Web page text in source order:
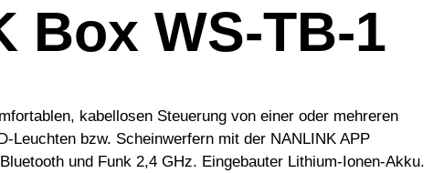
Box WS-TB-1
kabellosen Steuerung von einer oder mehreren
Leuchten bzw. Scheinwerfern mit der NANLINK APP
und Funk 2,4 GHz. Eingebauter Lithium-Ionen-Akku.